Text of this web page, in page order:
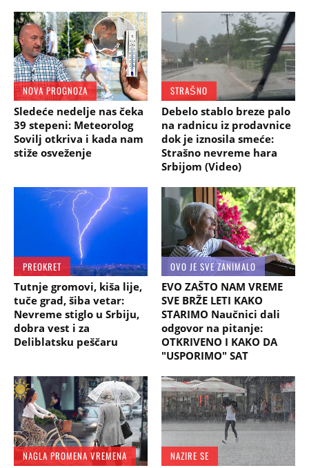
NOVA PROGNOZA
Sledeće nedelje nas čeka
39 stepeni: Meteorolog
Sovilj otkriva i kada nam
stiže osveženje
STRAŠNO
Debelo stablo breze palo
na radnicu iz prodavnice
dok je iznosila smeće:
Strašno nevreme hara
Srbijom (Video)
PREOKRET
Tutnje gromovi, kiša lije,
tuče grad, šiba vetar:
Nevreme stiglo u Srbiju,
dobra vest i za
Deliblatsku peščaru
OVO JE SVE ZANIMALO
EVO ZAŠTO NAM VREME
SVE BRŽE LETI KAKO
STARIMO Naučnici dali
odgovor na pitanje:
OTKRIVENO I KAKO DA
"USPORIMO" SAT
NAGLA PROMENA VREMENA
NAZIRE SE